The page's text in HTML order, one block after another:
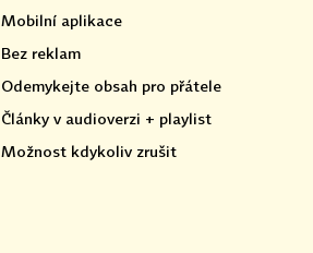
Mobilní aplikace
Bez reklam
Odemykejte obsah pro přátele
Články v audioverzi + playlist
Možnost kdykoliv zrušit